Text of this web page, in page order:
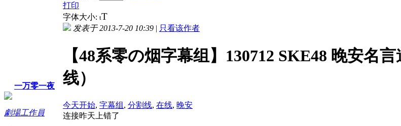
一万零一夜
劇場工作員
打印
字体大小: tT
发表于 2013-7-20 10:39 | 只看该作者
【48系零の烟字幕组】130712 SKE48 晚安名
线）
今天开始, 字幕组 , 分割线, 在线, 晚安
连接昨天上错了